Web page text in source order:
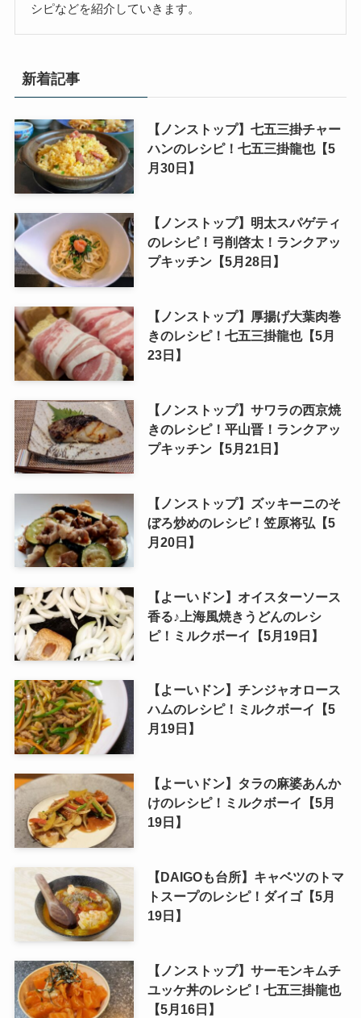
シピなどを紹介していきます。
新着記事
【ノンストップ】七五三掛チャー
ハンのレシピ！七五三掛龍也【5
月30日】
【ノンストップ】明太スパゲティ
のレシピ！弓削啓太！ランクアッ
プキッチン【5月28日】
【ノンストップ】厚揚げ大葉肉巻
きのレシピ！七五三掛龍也【5月
23日】
【ノンストップ】サワラの西京焼
きのレシピ！平山晋！ランクアッ
プキッチン【5月21日】
【ノンストップ】ズッキーニのそ
ぼろ炒めのレシピ！笠原将弘【5
月20日】
【よーいドン】オイスターソース
香る♪上海風焼きうどんのレシ
ピ！ミルクボーイ【5月19日】
【よーいドン】チンジャオロース
ハムのレシピ！ミルクボーイ【5
月19日】
【よーいドン】タラの麻婆あんか
けのレシピ！ミルクボーイ【5月
19日】
【DAIGOも台所】キャベツのトマ
トスープのレシピ！ダイゴ【5月
19日】
【ノンストップ】サーモンキムチ
ユッケ丼のレシピ！七五三掛龍也
【5月16日】